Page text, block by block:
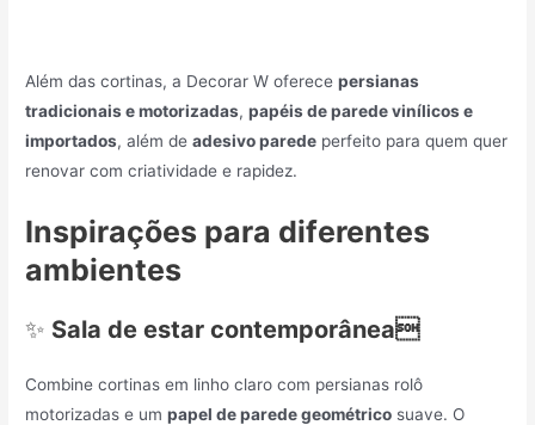
Além das cortinas, a Decorar W oferecepersianas
tradicionais e motorizadas,papéis de parede vinílicos e
importados, além deadesivo parede perfeito para quem quer
renovar com criatividade e rapidez.
Inspirações para diferentes
ambientes
✨ Sala de estar contemporânea
Combine cortinas em linho claro com persianas rolô
motorizadas e umpapel de parede geométrico suave. O